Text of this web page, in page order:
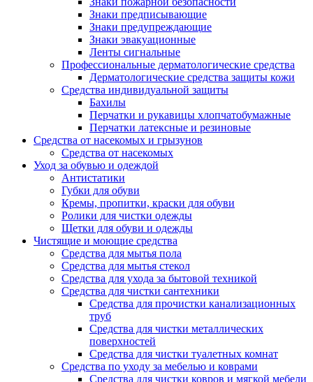
Знаки предписывающие
Знаки предупреждающие
Знаки эвакуационные
Ленты сигнальные
Профессиональные дерматологические средства
Дерматологические средства защиты кожи
Средства индивидуальной защиты
Бахилы
Перчатки и рукавицы хлопчатобумажные
Перчатки латексные и резиновые
Средства от насекомых и грызунов
Средства от насекомых
Уход за обувью и одеждой
Антистатики
Губки для обуви
Кремы, пропитки, краски для обуви
Ролики для чистки одежды
Щетки для обуви и одежды
Чистящие и моющие средства
Средства для мытья пола
Средства для мытья стекол
Средства для ухода за бытовой техникой
Средства для чистки сантехники
Средства для прочистки канализационных
труб
Средства для чистки металлических
поверхностей
Средства для чистки туалетных комнат
Средства по уходу за мебелью и коврами
Средства для чистки ковров и мягкой мебели